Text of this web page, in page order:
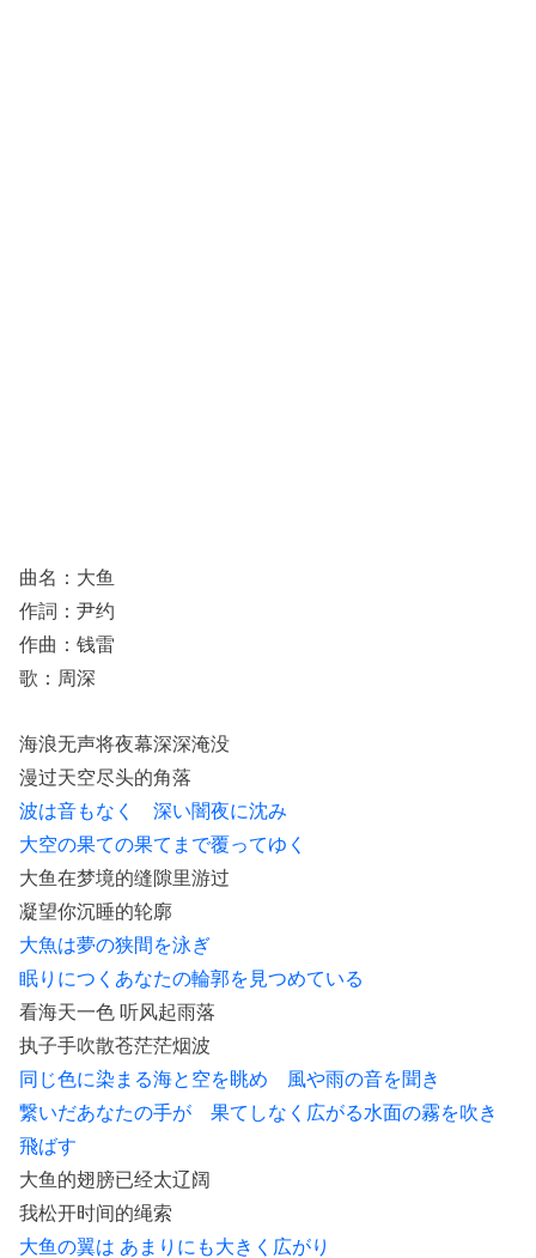
曲名：大鱼
作詞：尹约
作曲：钱雷
歌：周深
海浪无声将夜幕深深淹没
漫过天空尽头的角落
波は音もなく 深い闇夜に沈み
大空の果ての果てまで覆ってゆく
大鱼在梦境的缝隙里游过
凝望你沉睡的轮廓
大魚は夢の狭間を泳ぎ
眠りにつくあなたの輪郭を見つめている
看海天一色 听风起雨落
执子手吹散苍茫茫烟波
同じ色に染まる海と空を眺め 風や雨の音を聞き
繋いだあなたの手が 果てしなく広がる水面の霧を吹き
飛ばす
大鱼的翅膀已经太辽阔
我松开时间的绳索
大鱼の翼は あまりにも大きく広がり